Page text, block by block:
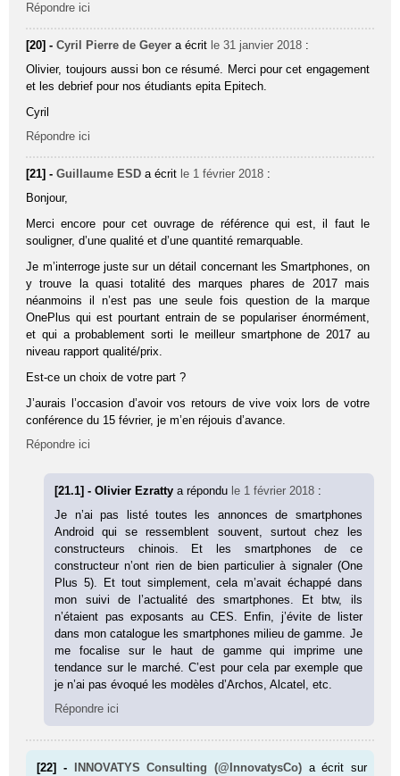
Répondre ici
[20] -Cyril Pierre de Geyer a écrit le 31 janvier 2018 :
Olivier, toujours aussi bon ce résumé. Merci pour cet engagement
et les debrief pour nos étudiants epita Epitech.
Cyril
Répondre ici
[21] -Guillaume ESD a écrit le 1 février 2018 :
Bonjour,
Merci encore pour cet ouvrage de référence qui est, il faut le
souligner, d’une qualité et d’une quantité remarquable.
Je m’interroge juste sur un détail concernant les Smartphones, on
y trouve la quasi totalité des marques phares de 2017 mais
néanmoins il n’est pas une seule fois question de la marque
OnePlus qui est pourtant entrain de se populariser énormément,
et qui a probablement sorti le meilleur smartphone de 2017 au
niveau rapport qualité/prix.
Est-ce un choix de votre part ?
J’aurais l’occasion d’avoir vos retours de vive voix lors de votre
conférence du 15 février, je m’en réjouis d’avance.
Répondre ici
[21.1] - Olivier Ezrattya répondu le 1 février 2018 :
Je n’ai pas listé toutes les annonces de smartphones
Android qui se ressemblent souvent, surtout chez les
constructeurs chinois. Et les smartphones de ce
constructeur n’ont rien de bien particulier à signaler (One
Plus 5). Et tout simplement, cela m’avait échappé dans
mon suivi de l’actualité des smartphones. Et btw, ils
n’étaient pas exposants au CES. Enfin, j’évite de lister
dans mon catalogue les smartphones milieu de gamme. Je
me focalise sur le haut de gamme qui imprime une
tendance sur le marché. C’est pour cela par exemple que
je n’ai pas évoqué les modèles d’Archos, Alcatel, etc.
Répondre ici
[22] - INNOVATYS Consulting (@InnovatysCo) a écrit sur